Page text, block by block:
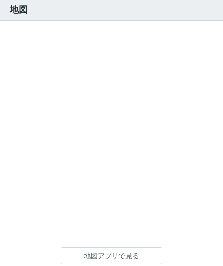
地図
地図アプリで見る